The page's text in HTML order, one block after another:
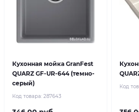
Кухонная мойка GranFest
QUARZ GF-UR-644 (темно-
серый)
Код товара: 287643
Код